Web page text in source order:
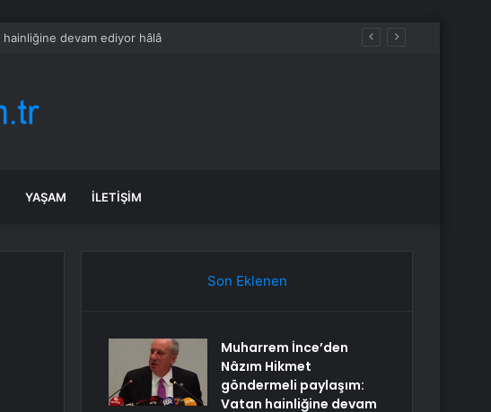
YAŞAM İLETIŞIM
Son Eklenen
Muharrem İnce’den
Nâzım Hikmet
göndermeli paylaşım:
Vatan hainliğine devam